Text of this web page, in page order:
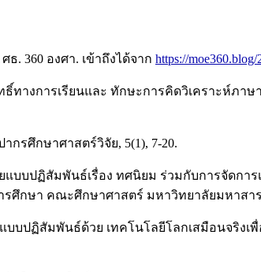
. 360 องศา. เข้าถึงได้จาก https://
งการเรียนและ ทักษะการคิดวิเคราะห์ภาษ
รศึกษาศาสตร์วิจัย, 5(1), 7-20.
ปฏิสัมพันธ์เรื่อง ทศนิยม ร่วมกับการจัดการ
กษา คณะศึกษาศาสตร์ มหาวิทยาลัยมหาสารค
บปฏิสัมพันธ์ด้วย เทคโนโลยีโลกเสมือนจริงเ